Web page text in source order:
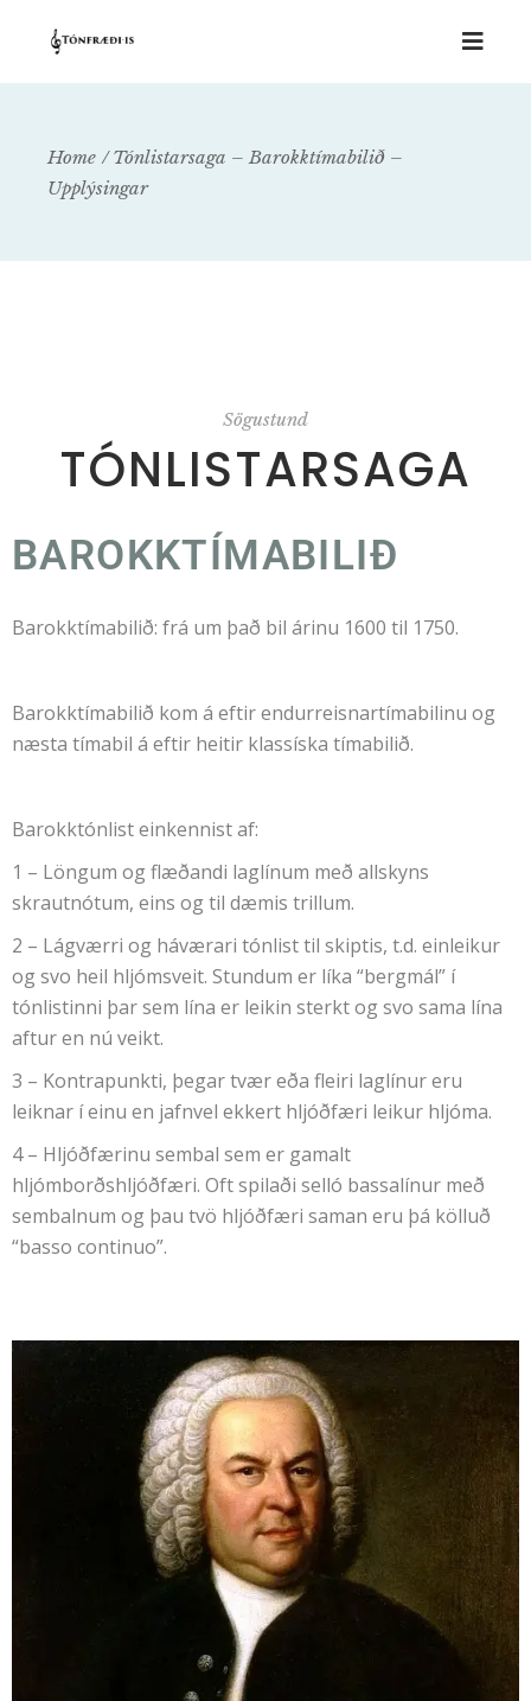
Home
Tónlistarsaga – Barokktímabilið –
Upplýsingar
Sögustund
TÓNLISTARSAGA
BAROKKTÍMABILIÐ
Barokktímabilið: frá um það bil árinu 1600 til 1750.
Barokktímabilið kom á eftir endurreisnartímabilinu og
næsta tímabil á eftir heitir klassíska tímabilið.
Barokktónlist einkennist af:
1 – Löngum og flæðandi laglínum með allskyns
skrautnótum, eins og til dæmis trillum.
2 – Lágværri og háværari tónlist til skiptis, t.d. einleikur
og svo heil hljómsveit. Stundum er líka “bergmál” í
tónlistinni þar sem lína er leikin sterkt og svo sama lína
aftur en nú veikt.
3 – Kontrapunkti, þegar tvær eða fleiri laglínur eru
leiknar í einu en jafnvel ekkert hljóðfæri leikur hljóma.
4 – Hljóðfærinu sembal sem er gamalt
hljómborðshljóðfæri. Oft spilaði selló bassalínur með
sembalnum og þau tvö hljóðfæri saman eru þá kölluð
“basso continuo”.